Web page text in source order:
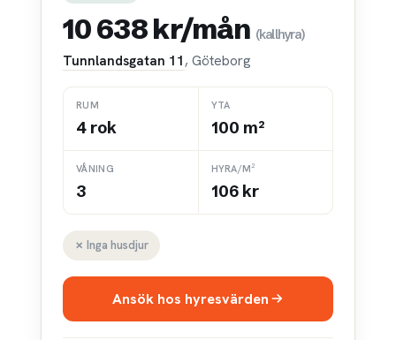
10 638 kr/mån (kallhyra)
Tunnlandsgatan 11, Göteborg
RUM
4 rok
YTA
100 m²
VÅNING
3
HYRA/M²
106 kr
✗ Inga husdjur
Ansök hos hyresvärden